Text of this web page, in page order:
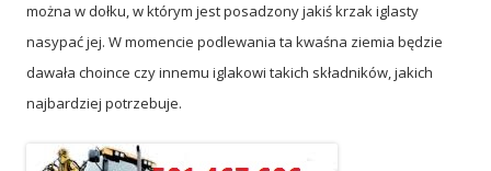
można w dołku, w którym jest posadzony jakiś krzak iglasty
nasypać jej. W momencie podlewania ta kwaśna ziemia będzie
dawała choince czy innemu iglakowi takich składników, jakich
najbardziej potrzebuje.